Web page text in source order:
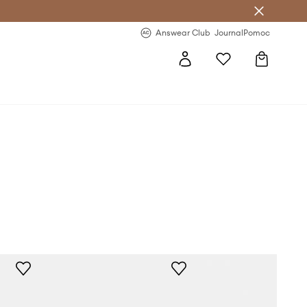
Answear Club JournalPomoc